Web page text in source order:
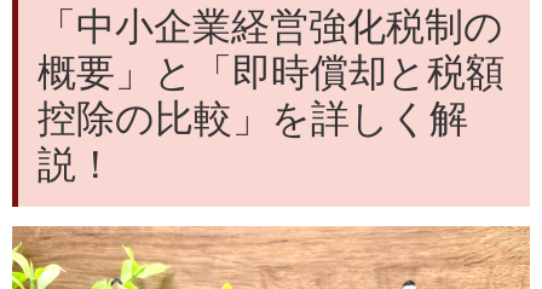
「中小企業経営強化税制の
概要」と「即時償却と税額
控除の比較」を詳しく解
説！